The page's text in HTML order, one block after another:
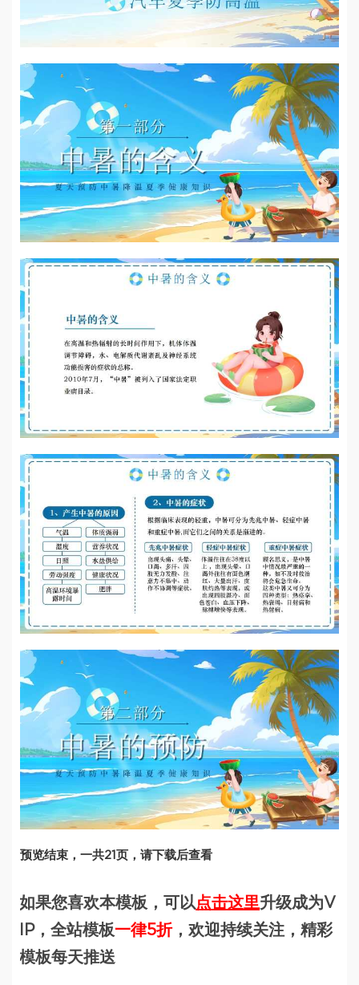
预览结束，一共21页，请下载后查看
如果您喜欢本模板，可以点击这里升级成为V
IP，全站模板一律5折，欢迎持续关注，精彩
模板每天推送